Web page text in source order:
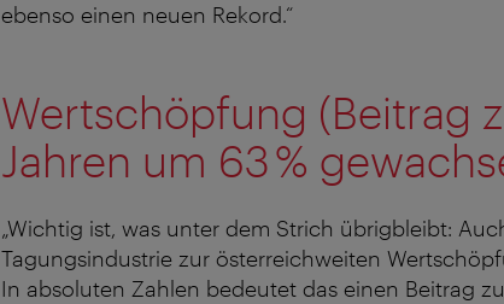
ebenso einen neuen Rekord.“
Wertschöpfung (Beitrag
Jahren um 63 %
„Wichtig ist, was unter dem Strich übrigbleibt:
Tagungsindustrie zur österreichweiten
In absoluten Zahlen bedeutet das einen Beitrag